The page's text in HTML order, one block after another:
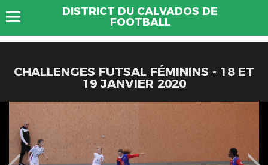
DISTRICT DU CALVADOS DE
FOOTBALL
CHALLENGES FUTSAL FÉMININS - 18 ET
19 JANVIER 2020